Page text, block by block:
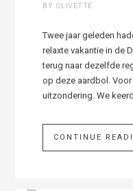
BY OLIVETTE
Twee jaar geleden
relaxte vakantie in de
terug naar dezelfde
op deze aardbol.
uitzondering. We
CONTINUE